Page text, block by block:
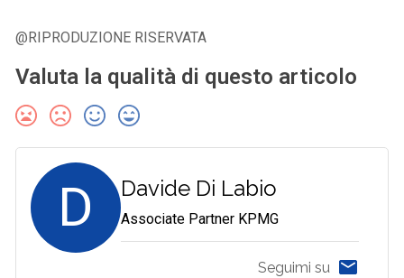
@RIPRODUZIONE RISERVATA
Valuta la qualità di questo articolo
D Davide Di Labio
Associate Partner KPMG
Seguimi su